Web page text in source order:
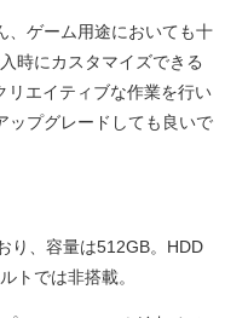
、ゲーム用途においても十
時にカスタマイズできる
リエイティブな作業を行い
ップグレードしても良いで
り、容量は512GB。HDD
トでは非搭載。